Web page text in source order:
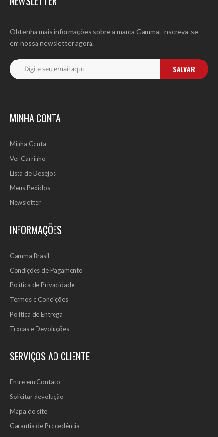
Obtenha mais informações sobre a marca Gamma. Inscreva-se
em nossa newsletter agora.
SALVAR
MINHA CONTA
Minha Conta
Ver Carrinho
Lista de Desejos
Meus Pedidos
Newsletter
INFORMAÇÕES
Gamma Brasil
Condições de Pagamento
Política de Privacidade
Termos e Condições
Política de Entrega
Trocas e Devoluções
SERVIÇOS AO CLIENTE
Entre em Contato
Solicitar devolução
Mapa do site
Garantia de Procedência